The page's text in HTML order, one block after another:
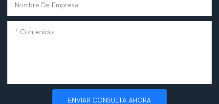
Nombre De Empresa
Contenido
ENVIAR CONSULTA AHORA